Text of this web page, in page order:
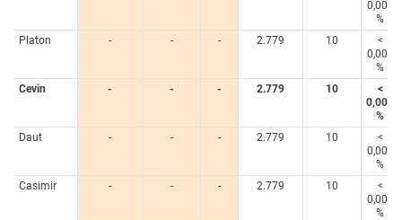
0,005
%
Platon
- - - 2.779 10
<
0,005
%
Cevin
- - - 2.779 10
<
0,005
%
Daut
- - - 2.779 10
<
0,005
%
Casimir
- - - 2.779 10
<
0,005
%